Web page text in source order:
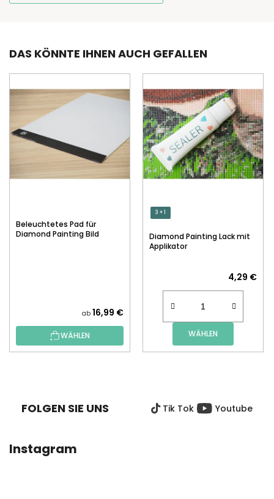
DAS KÖNNTE IHNEN AUCH GEFALLEN
Beleuchtetes Pad für
Diamond Painting Bild
ab 16,99 €
WÄHLEN
3 + 1
Diamond Painting Lack mit
Applikator
4,29 €
WÄHLEN
FOLGEN SIE UNS Tik Tok Youtube
Instagram